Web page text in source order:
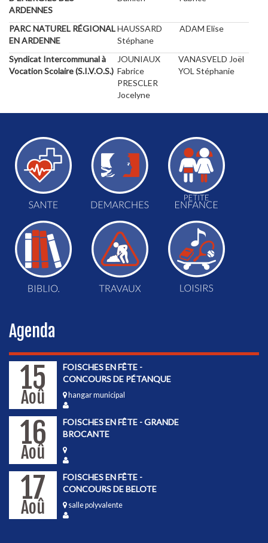
ARDENNES
PARC NATUREL RÉGIONAL
EN ARDENNE
HAUSSARD
Stéphane
ADAM Elise
Syndicat Intercommunal à
Vocation Scolaire (S.I.V.O.S.)
JOUNIAUX
Fabrice
PRESCLER
Jocelyne
VANASVELD Joël
YOL Stéphanie
Agenda
15
Aoû
FOISCHES EN FÊTE -
CONCOURS DE PÉTANQUE
hangar municipal
16
Aoû
FOISCHES EN FÊTE - GRANDE
BROCANTE
17
Aoû
FOISCHES EN FÊTE -
CONCOURS DE BELOTE
salle polyvalente